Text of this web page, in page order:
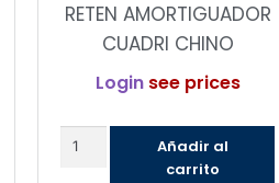
RETEN AMORTIGUADOR
CUADRI CHINO
Loginsee prices
Añadir al
carrito